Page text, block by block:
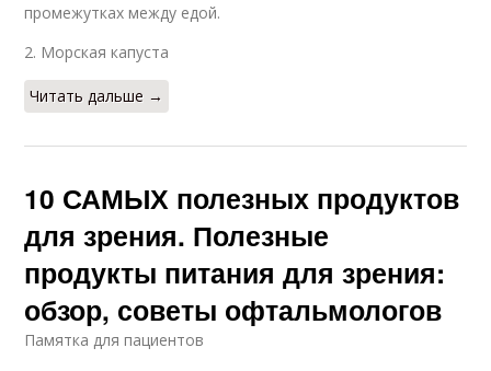
промежутках между едой.
2. Морская капуста
Читать дальше →
10 САМЫХ полезных продуктов
для зрения. Полезные
продукты питания для зрения:
обзор, советы офтальмологов
Памятка для пациентов